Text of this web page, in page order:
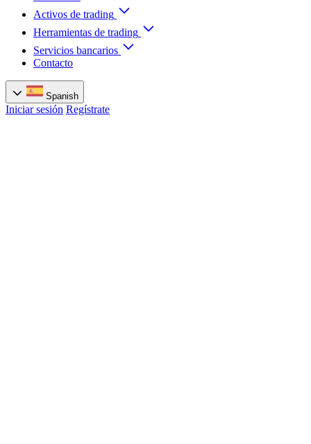
Activos de trading
Herramientas de trading
Servicios bancarios
Contacto
Spanish
Iniciar sesión Regístrate